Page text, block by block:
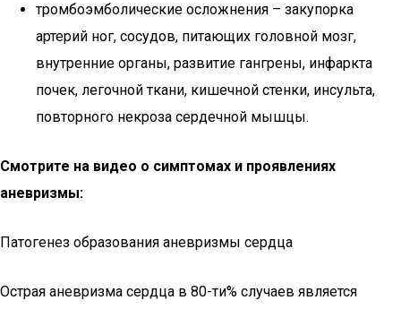
тромбоэмболические осложнения – закупорка
артерий ног, сосудов, питающих головной мозг,
внутренние органы, развитие гангрены, инфаркта
почек, легочной ткани, кишечной стенки, инсульта,
повторного некроза сердечной мышцы.
Смотрите на видео о симптомах и проявлениях
аневризмы:
Патогенез образования аневризмы сердца
Острая аневризма сердца в 80-ти% случаев является